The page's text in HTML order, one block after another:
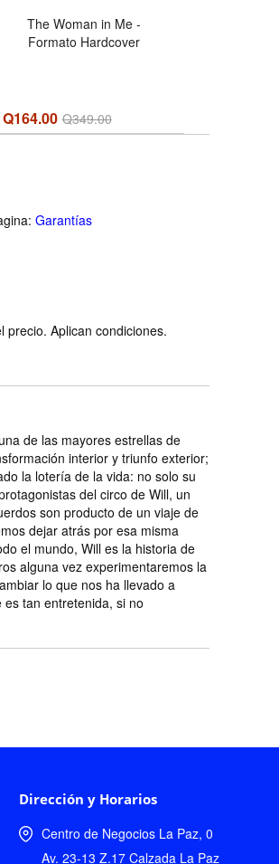
The Woman in Me -
Formato Hardcover
Q164.00 Q349.00
Garantías
precio. Aplican condiciones.
de las mayores estrellas de
interior y triunfo exterior;
la lotería de la vida: no solo su
del circo de Will, un
son producto de un viaje de
dejar atrás por esa misma
el mundo, Will es la historia de
alguna vez experimentaremos la
lo que nos ha llevado a
tan entretenida, si no
Dirección y Horarios
Centro de Negocios La Paz, 0
Av. 23-13 Z.17 Calzada La Paz